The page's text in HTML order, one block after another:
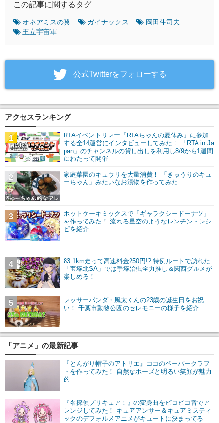
この記事に関するタグ
オネアミスの翼 ガイナックス
岡田斗司夫
王立宇宙軍
‎公式Twitterをフォローする
アクセスランキング
RTAイベントリレー『RTAちゃんの夏休み』に参加
する全14運営にインタビューしてみた！ 「RTA in Ja
pan」のチャンネルの貸し出しを利用し8/9から1週間
にわたって開催
1
家庭菜園のキュウリを大量消費！ 「きゅうりのキュ
ーちゃん」みたいなお漬物を作ってみた
2
ホットケーキミックスで「ギャラクシードーナツ」
を作ってみた！ 流れる星空のようなレンチン・レシ
ピを紹介
3
83.1km走って高速料金250円!? 特例ルートで訪れた
「宝塚北SA」では手塚治虫全力推し＆関西グルメが
楽しめる！
4
レッサーパンダ・風太くんの23歳の誕生日をお祝
い！ 千葉市動物公園のセレモニーの様子を紹介
5
「アニメ」の最新記事
『とんがり帽子のアトリエ』ココのペーパークラフ
トを作ってみた！ 自然なポーズと明るい笑顔が魅力
的
『名探偵プリキュア！』の変身曲をピコピコ音でア
レンジしてみた！ キュアアンサー＆キュアミスティ
ックのデフォルメアニメがキュートに決まってる